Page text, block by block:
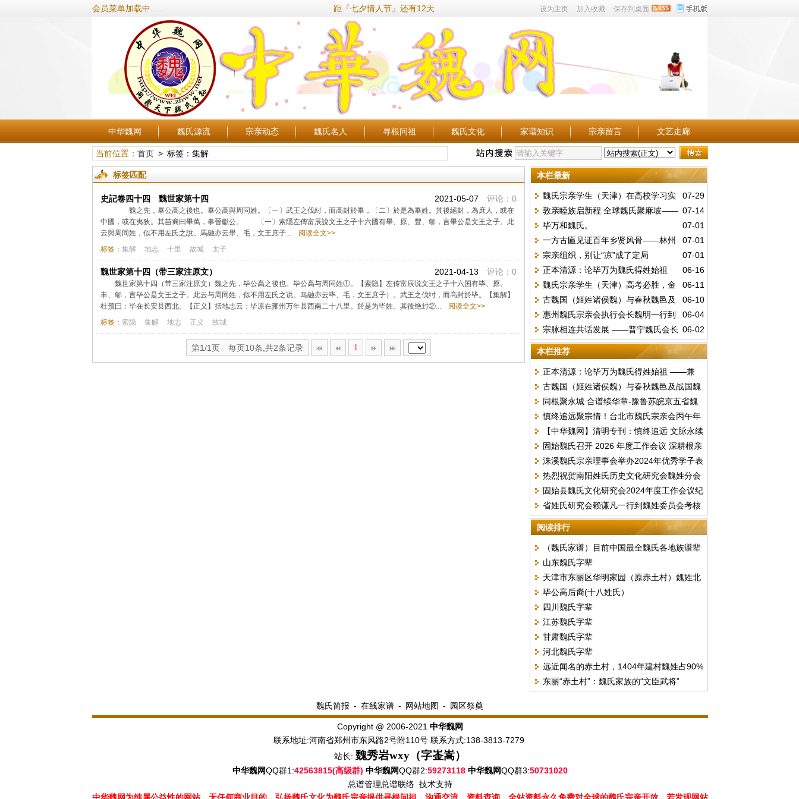
会员菜单加载中...... 设为主页 加入收藏 保存到桌面
距『七夕情人节』还有12天
中华魏网 魏氏源流 宗亲动态 魏氏名人 寻根问祖 魏氏文化 家谱知识 宗亲留言 文艺走廊
当前位置： 首页> 标签：集解
标签匹配
2021-05-07 评论：0
史記卷四十四 魏世家第十四
魏之先，畢公高之後也。畢公高與周同姓。〔一〕武王之伐紂，而高封於畢，〔二〕於是為畢姓。其後絕封，為庶人，或在
中國，或在夷狄。其苗裔曰畢萬，事晉獻公。 〔一〕索隱左傳富辰說文王之子十六國有畢、原、豐、郇，言畢公是文王之子。此
云與周同姓，似不用左氏之說。馬融亦云畢、毛，文王庶子...
阅读全文>>
标签： 集解 地志 十里 故城 太子
2021-04-13 评论：0
魏世家第十四（带三家注原文）
魏世家第十四（带三家注原文）魏之先，毕公高之後也。毕公高与周同姓①。【索隐】左传富辰说文王之子十六国有毕、原、
丰、郇，言毕公是文王之子。此云与周同姓，似不用左氏之说。马融亦云毕、毛，文王庶子）。武王之伐纣，而高封於毕。【集解】
杜预曰：毕在长安县西北。【正义】括地志云：毕原在雍州万年县西南二十八里。於是为毕姓。其後绝封②...
阅读全文>>
标签： 索隐 集解 地志 正义 故城
第1/1页 每页10条,共2条记录 1
本栏最新
07-29
魏氏宗亲学生（天津）在高校学习实
况点滴。
07-14
敦亲睦族启新程 全球魏氏聚麻坡——
第五届世魏恳亲大会暨麻属魏氏公会三十周
年庆典
07-01
毕万和魏氏。
07-01
一方古匾见证百年乡贤风骨——林州
魏庄村发现民国“維持地方”木匾
07-01
宗亲组织，别让“凉”成了定局
06-16
正本清源：论毕万为魏氏得姓始祖
——兼驳“古魏公族为源”说
06-11
魏氏宗亲学生（天津）高考必胜，金
榜题名。
06-10
古魏国（姬姓诸侯魏）与春秋魏邑及
战国魏国的文明嬗变
06-04
惠州魏氏宗亲会执行会长魏明一行到
访总会汇报工作并交流《唐台魏氏谱志》编
撰事宜
06-02
宗脉相连共话发展 ——普宁魏氏会长
魏李锦赴中山海洲开展宗亲座谈
本栏推荐
正本清源：论毕万为魏氏得姓始祖 ——兼
驳“古魏公族为源”说
古魏国（姬姓诸侯魏）与春秋魏邑及战国魏
国的文明嬗变
同根聚永城 合谱续华章-豫鲁苏皖京五省魏
氏文化联谊暨合谱研讨盛会顺利落幕
慎终追远聚宗情！台北市魏氏宗亲会丙午年
春季祭祖暨换届选举圆满举行
【中华魏网】清明专刊：慎终追远 文脉永续
文明祭祖倡议书
固始魏氏召开 2026 年度工作会议 深耕根亲
文化擘画发展新篇
洙溪魏氏宗亲理事会举办2024年优秀学子表
彰大会
热烈祝贺南阳姓氏历史文化研究会魏姓分会
2024续谱推进会圆满成功召开
固始县魏氏文化研究会2024年度工作会议纪
要
省姓氏研究会赖谦凡一行到魏姓委员会考核
2023年度工作
阅读排行
（魏氏家谱）目前中国最全魏氏各地族谱辈
份汇总
山东魏氏字辈
天津市东丽区华明家园（原赤土村）魏姓北
门字号排序
毕公高后裔(十八姓氏）
四川魏氏字辈
江苏魏氏字辈
甘肃魏氏字辈
河北魏氏字辈
远近闻名的赤土村，1404年建村魏姓占90%
以上。（现天津市东丽区华明街）
东丽“赤土村”：魏氏家族的“文臣武将”
魏氏简报 - 在线家谱 - 网站地图 - 园区祭奠
Copyright @ 2006-2021 中华魏网
联系地址:河南省郑州市东风路2号附110号 联系方式:138-3813-7279
站长: 魏秀岩wxy（字崟嵩）
中华魏网QQ群1:42563815(高级群) 中华魏网QQ群2:59273118 中华魏网QQ群3:50731020
总谱管理总谱联络 技术支持